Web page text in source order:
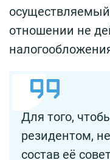
отношении не
Для того,
резидентом,
состав её